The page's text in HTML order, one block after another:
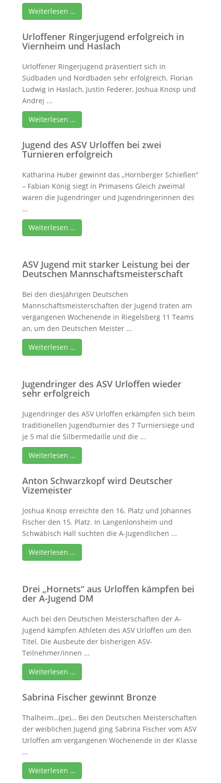
Weiterlesen …
Urloffener Ringerjugend erfolgreich in
Viernheim und Haslach
Urloffener Ringerjugend präsentiert sich in
Südbaden und Nordbaden sehr erfolgreich. Florian
Ludwig in Haslach, Justin Federer, Joshua Knosp und
Andrej ...
Weiterlesen …
Jugend des ASV Urloffen bei zwei
Turnieren erfolgreich
Katharina Huber gewinnt das „Hornberger Schießen“
– Fabian König siegt in Primasens Gleich zweimal
waren die Jugendringer und Jugendringerinnen des
...
Weiterlesen …
ASV Jugend mit starker Leistung bei der
Deutschen Mannschaftsmeisterschaft
Bei den diesjährigen Deutschen
Mannschaftsmeisterschaften der Jugend traten am
vergangenen Wochenende in Riegelsberg 11 Teams
an, um den Deutschen Meister ...
Weiterlesen …
Jugendringer des ASV Urloffen wieder
sehr erfolgreich
Jugendringer des ASV Urloffen erkämpfen sich beim
traditionellen Jugendturnier des 7 Turniersiege und
je 5 mal die Silbermedaille und die ...
Weiterlesen …
Anton Schwarzkopf wird Deutscher
Vizemeister
Joshua Knosp erreichte den 16. Platz und Johannes
Fischer den 15. Platz. In Langenlonsheim und
Schwäbisch Hall suchten die A-Jugendlichen ...
Weiterlesen …
Drei „Hornets“ aus Urloffen kämpfen bei
der A-Jugend DM
Auch bei den Deutschen Meisterschaften der A-
Jugend kämpfen Athleten des ASV Urloffen um den
Titel. Die Ausbeute der bisherigen ASV-
Teilnehmer/innen ...
Weiterlesen …
Sabrina Fischer gewinnt Bronze
Thalheim…(pe)… Bei den Deutschen Meisterschaften
der weiblichen Jugend ging Sabrina Fischer vom ASV
Urloffen am vergangenen Wochenende in der Klasse
...
Weiterlesen …